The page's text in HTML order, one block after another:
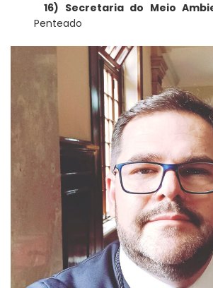
16) Secretaria do Meio
Penteado